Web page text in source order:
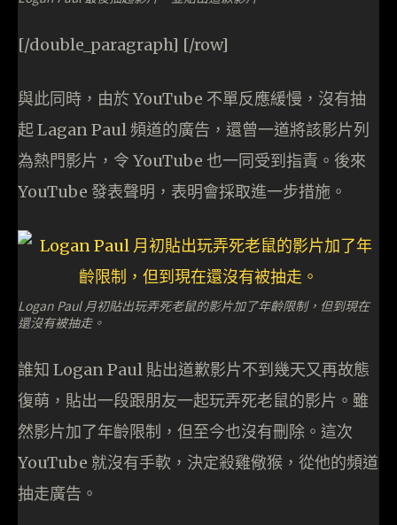
[/double_paragraph] [/row]
與此同時，由於 YouTube 不單反應緩慢，沒有抽
起 Lagan Paul 頻道的廣告，還曾一道將該影片列
為熱門影片，令 YouTube 也一同受到指責。後來
YouTube 發表聲明，表明會採取進一步措施。
Logan Paul 月初貼出玩弄死老鼠的影片加了年齡限制，但到現在
還沒有被抽走。
誰知 Logan Paul 貼出道歉影片不到幾天又再故態
復萌，貼出一段跟朋友一起玩弄死老鼠的影片。雖
然影片加了年齡限制，但至今也沒有刪除。這次
YouTube 就沒有手軟，決定殺雞儆猴，從他的頻道
抽走廣告。